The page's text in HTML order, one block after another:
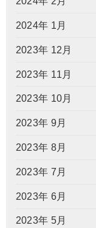
2024年 1月
2023年 12月
2023年 11月
2023年 10月
2023年 9月
2023年 8月
2023年 7月
2023年 6月
2023年 5月